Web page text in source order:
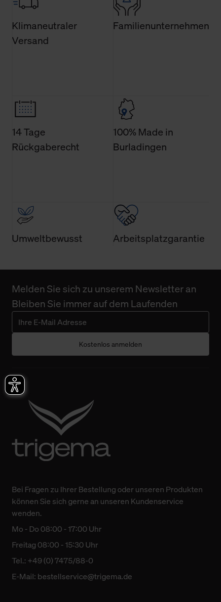
Klimaneutraler
Versand
Familienunternehmen
14 Tage
Rückgaberecht
100% Made in
Burladingen
Umweltbewusst Arbeitsplatzgarantie
Melden Sie sich zu unserem Newsletter an
Bleiben Sie immer auf dem Laufenden
Kostenlos anmelden
Bei Fragen zu Ihrer Bestellung oder unseren Produkten
können Sie sich gerne an unseren Kundenservice
wenden.
Mo - Do 08:00 - 17:00 Uhr
Freitag 08:00 - 15:30 Uhr
Tel.: +49 (0) 7475/88-0
E-Mail: bestellservice@trigema.de